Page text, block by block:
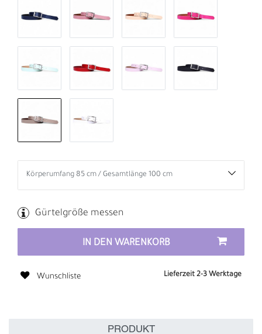
Gürtelgröße messen
IN DEN WARENKORB
Wunschliste Lieferzeit 2-3 Werktage
PRODUKT